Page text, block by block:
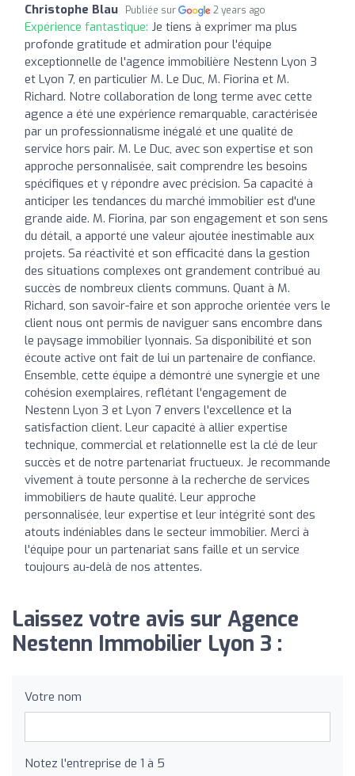
Christophe Blau Publiée sur 2 years ago
Expérience fantastique: Je tiens à exprimer ma plus
profonde gratitude et admiration pour l'équipe
exceptionnelle de l'agence immobilière Nestenn Lyon 3
et Lyon 7, en particulier M. Le Duc, M. Fiorina et M.
Richard. Notre collaboration de long terme avec cette
agence a été une expérience remarquable, caractérisée
par un professionnalisme inégalé et une qualité de
service hors pair. M. Le Duc, avec son expertise et son
approche personnalisée, sait comprendre les besoins
spécifiques et y répondre avec précision. Sa capacité à
anticiper les tendances du marché immobilier est d'une
grande aide. M. Fiorina, par son engagement et son sens
du détail, a apporté une valeur ajoutée inestimable aux
projets. Sa réactivité et son efficacité dans la gestion
des situations complexes ont grandement contribué au
succès de nombreux clients communs. Quant à M.
Richard, son savoir-faire et son approche orientée vers le
client nous ont permis de naviguer sans encombre dans
le paysage immobilier lyonnais. Sa disponibilité et son
écoute active ont fait de lui un partenaire de confiance.
Ensemble, cette équipe a démontré une synergie et une
cohésion exemplaires, reflétant l'engagement de
Nestenn Lyon 3 et Lyon 7 envers l'excellence et la
satisfaction client. Leur capacité à allier expertise
technique, commercial et relationnelle est la clé de leur
succès et de notre partenariat fructueux. Je recommande
vivement à toute personne à la recherche de services
immobiliers de haute qualité. Leur approche
personnalisée, leur expertise et leur intégrité sont des
atouts indéniables dans le secteur immobilier. Merci à
l'équipe pour un partenariat sans faille et un service
toujours au-delà de nos attentes.
Laissez votre avis sur Agence
Nestenn Immobilier Lyon 3 :
Votre nom
Notez l'entreprise de 1 à 5